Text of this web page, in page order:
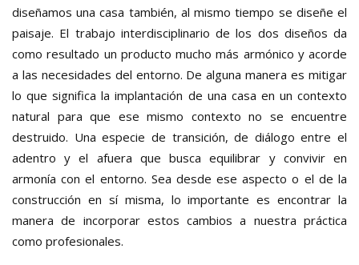
diseñamos una casa también, al mismo tiempo se diseñe el
paisaje. El trabajo interdisciplinario de los dos diseños da
como resultado un producto mucho más armónico y acorde
a las necesidades del entorno. De alguna manera es mitigar
lo que significa la implantación de una casa en un contexto
natural para que ese mismo contexto no se encuentre
destruido. Una especie de transición, de diálogo entre el
adentro y el afuera que busca equilibrar y convivir en
armonía con el entorno. Sea desde ese aspecto o el de la
construcción en sí misma, lo importante es encontrar la
manera de incorporar estos cambios a nuestra práctica
como profesionales.